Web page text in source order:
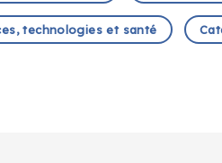
technologies et santé